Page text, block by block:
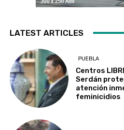
LATEST ARTICLES
PUEBLA
Centros
Serdán
atención
feminicidios